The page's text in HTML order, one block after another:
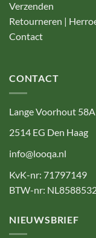
Verzenden
Retourneren |
Contact
CONTACT
Lange Voorhout
2514 EG Den Haag
info@looqa.nl
KvK-nr: 71797149
BTW-nr:
NIEUWSBRIEF